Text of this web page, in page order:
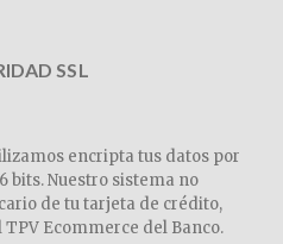
SSL
encripta tus datos por
bits. Nuestro sistema no
de tu tarjeta de crédito,
Ecommerce del Banco.